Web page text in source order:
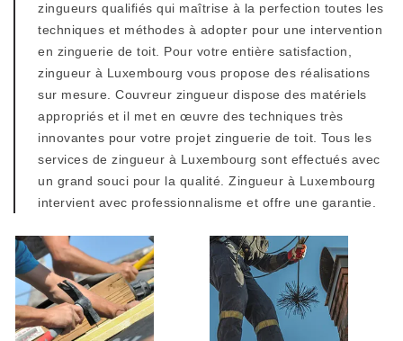
zingueurs qualifiés qui maîtrise à la perfection toutes les
techniques et méthodes à adopter pour une intervention
en zinguerie de toit. Pour votre entière satisfaction,
zingueur à Luxembourg vous propose des réalisations
sur mesure. Couvreur zingueur dispose des matériels
appropriés et il met en œuvre des techniques très
innovantes pour votre projet zinguerie de toit. Tous les
services de zingueur à Luxembourg sont effectués avec
un grand souci pour la qualité. Zingueur à Luxembourg
intervient avec professionnalisme et offre une garantie.